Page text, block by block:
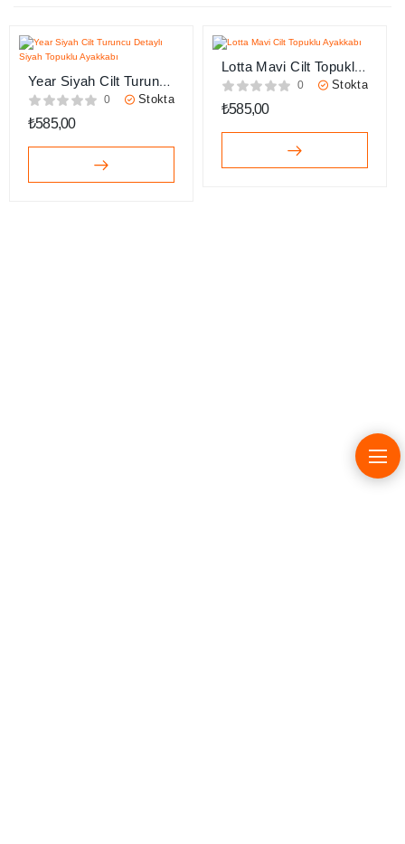
Year Siyah Cilt Turuncu
Detaylı Siyah Topuklu
0 Stokta
₺585,00
Lotta Mavi Cilt Topuklu
Ayakkabı
0 Stokta
₺585,00